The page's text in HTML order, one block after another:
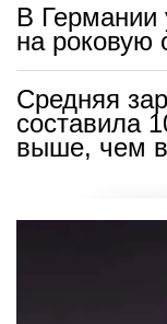
В Германии
на роковую
Средняя
составила
выше, чем